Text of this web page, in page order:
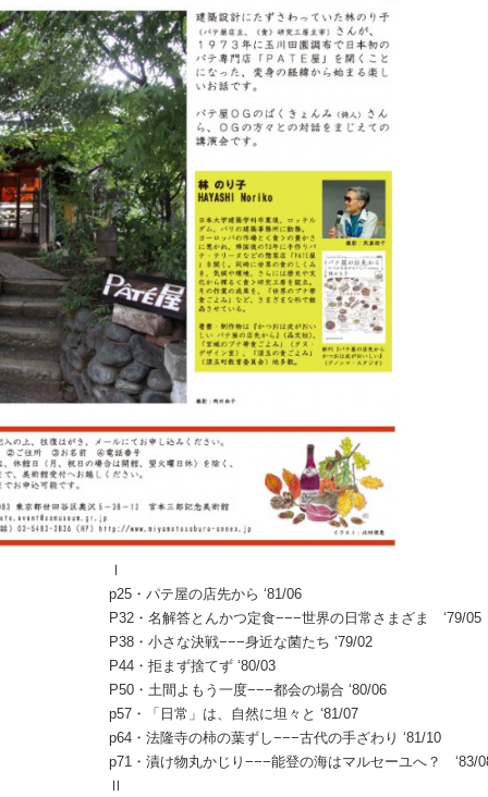
Ⅰ
p25・パテ屋の店先から ‘81/06
P32・名解答とんかつ定食−−−世界の日常さまざま ‘79/05
P38・小さな決戦−−−身近な菌たち ‘79/02
P44・拒まず捨てず ‘80/03
P50・土間よもう一度−−−都会の場合 ‘80/06
p57・「日常」は、自然に坦々と ‘81/07
p64・法隆寺の柿の葉ずし−−−古代の手ざわり ‘81/10
p71・漬け物丸かじり−−−能登の海はマルセーユへ？ ‘83/
Ⅱ